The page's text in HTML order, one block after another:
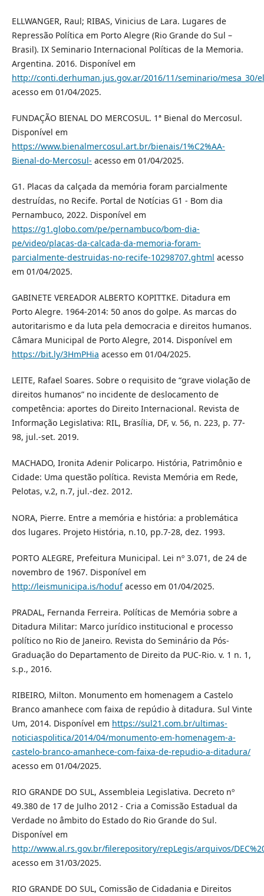
ELLWANGER, Raul; RIBAS, Vinicius de Lara. Lugares de
Repressão Política em Porto Alegre (Rio Grande do Sul –
Brasil). IX Seminario Internacional Políticas de la Memoria.
Argentina. 2016. Disponível em
http://conti.derhuman.jus.gov.ar/2016/11/seminario/mesa_30/
acesso em 01/04/2025.
FUNDAÇÃO BIENAL DO MERCOSUL. 1ª Bienal do Mercosul.
Disponível em
https://www.bienalmercosul.art.br/bienais/1%C2%AA-
Bienal-do-Mercosul- acesso em 01/04/2025.
G1. Placas da calçada da memória foram parcialmente
destruídas, no Recife. Portal de Notícias G1 - Bom dia
Pernambuco, 2022. Disponível em
https://g1.globo.com/pe/pernambuco/bom-dia-
pe/video/placas-da-calcada-da-memoria-foram-
parcialmente-destruidas-no-recife-10298707.ghtml acesso
em 01/04/2025.
GABINETE VEREADOR ALBERTO KOPITTKE. Ditadura em
Porto Alegre. 1964-2014: 50 anos do golpe. As marcas do
autoritarismo e da luta pela democracia e direitos humanos.
Câmara Municipal de Porto Alegre, 2014. Disponível em
https://bit.ly/3HmPHia acesso em 01/04/2025.
LEITE, Rafael Soares. Sobre o requisito de “grave violação de
direitos humanos” no incidente de deslocamento de
competência: aportes do Direito Internacional. Revista de
Informação Legislativa: RIL, Brasília, DF, v. 56, n. 223, p. 77-
98, jul.-set. 2019.
MACHADO, Ironita Adenir Policarpo. História, Patrimônio e
Cidade: Uma questão política. Revista Memória em Rede,
Pelotas, v.2, n.7, jul.-dez. 2012.
NORA, Pierre. Entre a memória e história: a problemática
dos lugares. Projeto História, n.10, pp.7-28, dez. 1993.
PORTO ALEGRE, Prefeitura Municipal. Lei nº 3.071, de 24 de
novembro de 1967. Disponível em
http://leismunicipa.is/hodufacesso em 01/04/2025.
PRADAL, Fernanda Ferreira. Políticas de Memória sobre a
Ditadura Militar: Marco jurídico institucional e processo
político no Rio de Janeiro. Revista do Seminário da Pós-
Graduação do Departamento de Direito da PUC-Rio. v. 1 n. 1,
s.p., 2016.
RIBEIRO, Milton. Monumento em homenagem a Castelo
Branco amanhece com faixa de repúdio à ditadura. Sul Vinte
Um, 2014. Disponível em https://sul21.com.br/ultimas-
noticiaspolitica/2014/04/monumento-em-homenagem-a-
castelo-branco-amanhece-com-faixa-de-repudio-a-ditadura/
acesso em 01/04/2025.
RIO GRANDE DO SUL, Assembleia Legislativa. Decreto nº
49.380 de 17 de Julho 2012 - Cria a Comissão Estadual da
Verdade no âmbito do Estado do Rio Grande do Sul.
Disponível em
http://www.al.rs.gov.br/filerepository/repLegis/arquivos/
acesso em 31/03/2025.
RIO GRANDE DO SUL, Comissão de Cidadania e Direitos